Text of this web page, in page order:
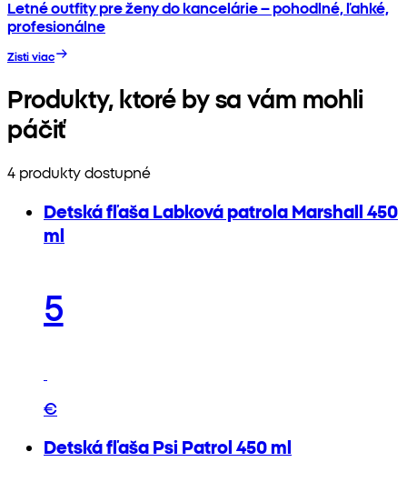
Letné outfity pre ženy do kancelárie – pohodlné, ľahké,
profesionálne
Zisti viac
Produkty, ktoré by sa vám mohli
páčiť
4 produkty dostupné
Detská fľaša Labková patrola Marshall 450
ml
5
€
Detská fľaša Psi Patrol 450 ml